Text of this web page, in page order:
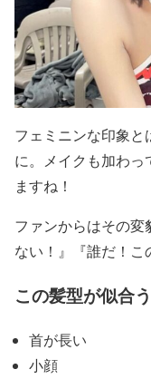
フェミニンな印象と
に。メイクも加わ
ますね！
ファンからはその変
ない！』『誰だ！こ
この髪型が似合
首が長い
小顔